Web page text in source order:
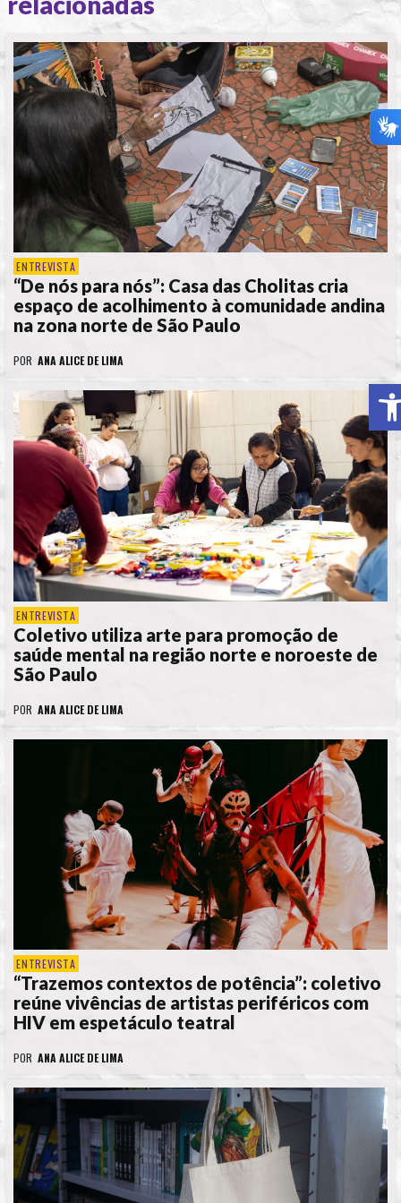
ENTREVISTA
“De nós para nós”: Casa das Cholitas cria
espaço de acolhimento à comunidade andina
na zona norte de São Paulo
POR ANA ALICE DE LIMA
ENTREVISTA
Coletivo utiliza arte para promoção de
saúde mental na região norte e noroeste de
São Paulo
POR ANA ALICE DE LIMA
ENTREVISTA
“Trazemos contextos de potência”: coletivo
reúne vivências de artistas periféricos com
HIV em espetáculo teatral
POR ANA ALICE DE LIMA